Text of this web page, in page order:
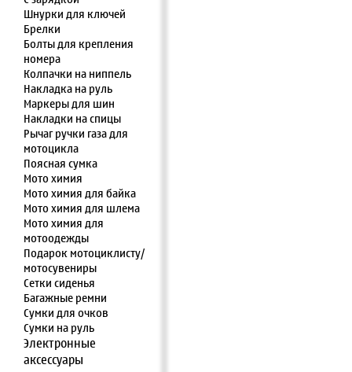
Шнурки для ключей
Брелки
Болты для крепления
номера
Колпачки на ниппель
Накладка на руль
Маркеры для шин
Накладки на спицы
Рычаг ручки газа для
мотоцикла
Поясная сумка
Мото химия
Мото химия для байка
Мото химия для шлема
Мото химия для
мотоодежды
Подарок мотоциклисту/
мотосувениры
Сетки сиденья
Багажные ремни
Сумки для очков
Сумки на руль
Электронные
аксессуары